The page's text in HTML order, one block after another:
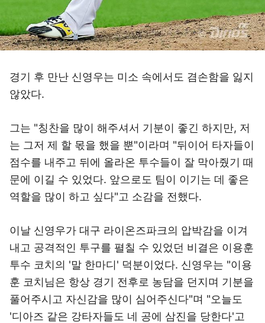
경기 후 만난 신영우는 미소 속에서도 겸손함을 잃지
않았다.
그는 "칭찬을 많이 해주셔서 기분이 좋긴 하지만, 저
는 그저 제 할 몫을 했을 뿐"이라며 "뒤이어 타자들이
점수를 내주고 뒤에 올라온 투수들이 잘 막아줬기 때
문에 이길 수 있었다. 앞으로도 팀이 이기는 데 좋은
역할을 많이 하고 싶다"고 소감을 전했다.
이날 신영우가 대구 라이온즈파크의 압박감을 이겨
내고 공격적인 투구를 펼칠 수 있었던 비결은 이용훈
투수 코치의 '말 한마디' 덕분이었다. 신영우는 "이용
훈 코치님은 항상 경기 전후로 농담을 던지며 기분을
풀어주시고 자신감을 많이 심어주신다"며 "오늘도
'디아즈 같은 강타자들도 네 공에 삼진을 당한다'고